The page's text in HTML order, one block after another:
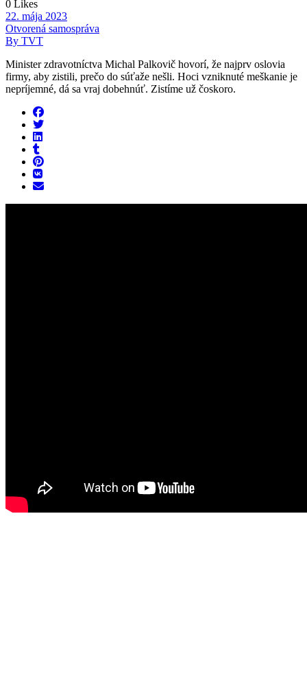
0 Likes
22. mája 2023
Otvorená samospráva
By TVT
Minister zdravotníctva Michal Palkovič hovorí, že najprv oslovia
firmy, aby zistili, prečo do súťaže nešli. Hoci vzniknuté meškanie je
nepríjemné, dá sa vraj dobehnúť. Zistíme už čoskoro.